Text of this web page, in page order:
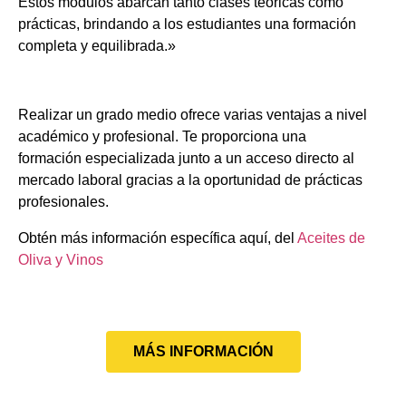
prácticas, brindando a los estudiantes una formación
completa y equilibrada.»
Realizar un grado medio ofrece varias ventajas a nivel
académico y profesional. Te proporciona una
formación especializada junto a un acceso directo al
mercado laboral gracias a la oportunidad de prácticas
profesionales.
Obtén más información específica aquí, del Aceites de
Oliva y Vinos
MÁS INFORMACIÓN